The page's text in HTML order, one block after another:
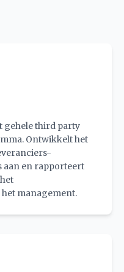
gehele third party
Ontwikkelt het
en rapporteert
management.